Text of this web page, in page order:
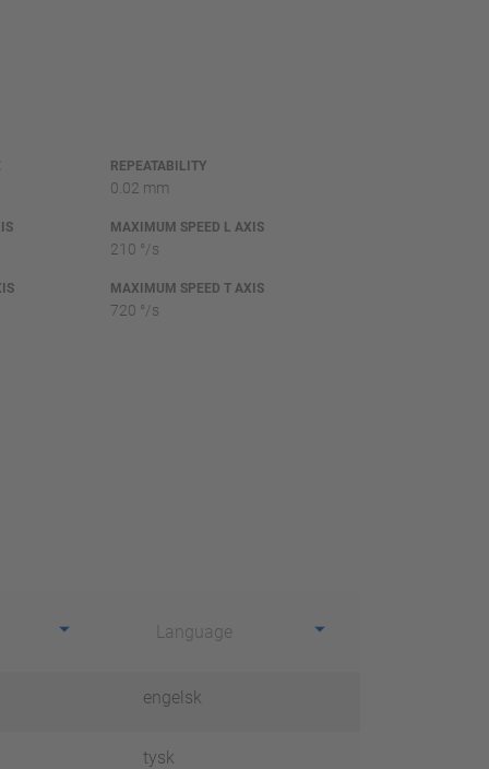
REPEATABILITY
0.02 mm
MAXIMUM SPEED L AXIS
210 °/s
MAXIMUM SPEED T AXIS
720 °/s
Language
engelsk
tysk